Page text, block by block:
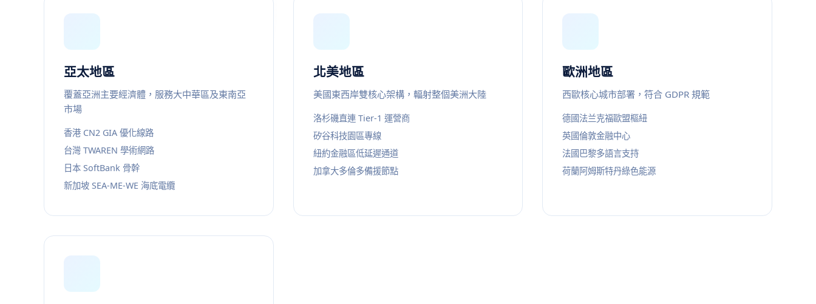
亞太地區
覆蓋亞洲主要經濟體，服務大中華區及東南亞
市場
香港 CN2 GIA 優化線路
台灣 TWAREN 學術網路
日本 SoftBank 骨幹
新加坡 SEA-ME-WE 海底電纜
北美地區
美國東西岸雙核心架構，輻射整個美洲大陸
洛杉磯直連 Tier-1 運營商
矽谷科技園區專線
紐約金融區低延遲通道
加拿大多倫多備援節點
歐洲地區
西歐核心城市部署，符合 GDPR 規範
德國法兰克福歐盟樞紐
英國倫敦金融中心
法國巴黎多語言支持
荷蘭阿姆斯特丹綠色能源